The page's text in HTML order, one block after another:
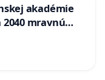
akadémie
mravnú